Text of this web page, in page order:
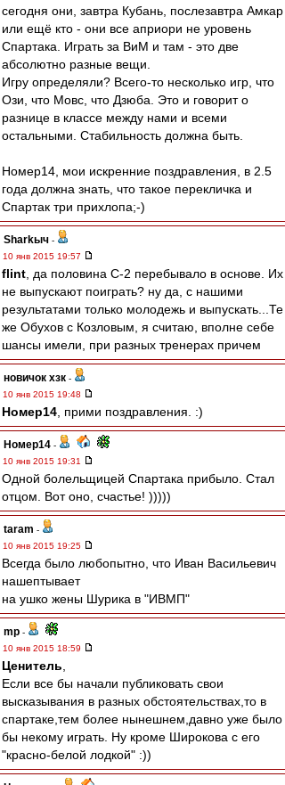
сегодня они, завтра Кубань, послезавтра Амкар
или ещё кто - они все априори не уровень
Спартака. Играть за ВиМ и там - это две
абсолютно разные вещи.
Игру определяли? Всего-то несколько игр, что
Ози, что Мовс, что Дзюба. Это и говорит о
разнице в классе между нами и всеми
остальными. Стабильность должна быть.
Номер14, мои искренние поздравления, в 2.5
года должна знать, что такое перекличка и
Спартак три прихлопа;-)
Sharkыч -
10 янв 2015 19:57
flint , да половина С-2 перебывало в основе. Их
не выпускают поиграть? ну да, с нашими
результатами только молодежь и выпускать...Те
же Обухов с Козловым, я считаю, вполне себе
шансы имели, при разных тренерах причем
новичок хзк -
10 янв 2015 19:48
Номер14 , прими поздравления. :)
Номер14 -
10 янв 2015 19:31
Одной болельщицей Спартака прибыло. Стал
отцом. Вот оно, счастье! )))))
taram -
10 янв 2015 19:25
Всегда было любопытно, что Иван Васильевич
нашептывает
на ушко жены Шурика в "ИВМП"
mp -
10 янв 2015 18:59
Ценитель
Если все бы начали публиковать свои
высказывания в разных обстоятельствах,то в
спартаке,тем более нынешнем,давно уже было
бы некому играть. Ну кроме Широкова с его
"красно-белой лодкой" :))